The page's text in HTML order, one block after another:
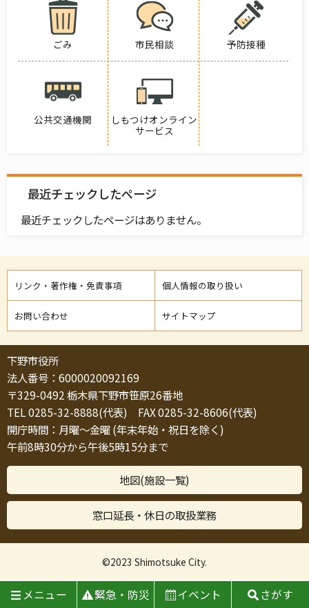
ごみ 市民相談 予防接種
公共交通機関
しもつけオンライン
サービス
最近チェックしたページ
最近チェックしたページはありません。
リンク・著作権・免責事項 個人情報の取り扱い
お問い合わせ サイトマップ
下野市役所
法人番号：6000020092169
〒329-0492 栃木県下野市笹原26番地
TEL 0285-32-8888(代表) FAX 0285-32-8606(代表)
開庁時間：月曜～金曜 (年末年始・祝日を除く)
午前8時30分から午後5時15分まで
地図(施設一覧)
窓口延長・休日の取扱業務
©2023 Shimotsuke City.
メニュー 緊急・防災 イベント さがす